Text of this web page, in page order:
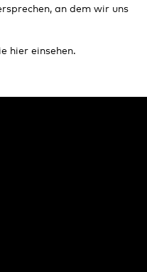
an dem wir uns
hier einsehen.